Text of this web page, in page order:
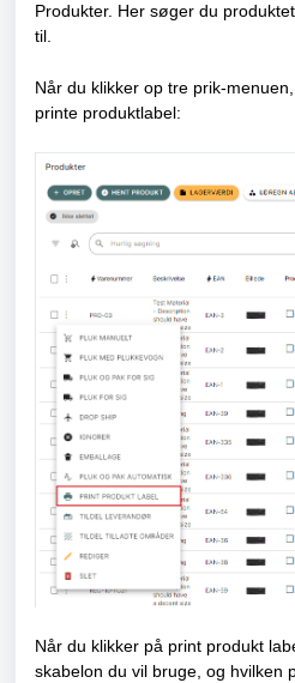
Produkter. Her søger du
til.
Når du klikker op tre prik-
printe produktlabel:
Når du klikker på print produkt
skabelon du vil bruge, og hvilken